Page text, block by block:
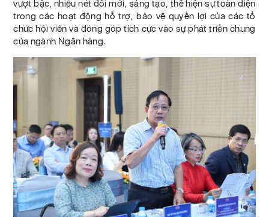
vượt bậc, nhiều nét đổi mới, sáng tạo, thể hiện sự toàn diện
trong các hoạt động hỗ trợ, bảo vệ quyền lợi của các tổ
chức hội viên và đóng góp tích cực vào sự phát triển chung
của ngành Ngân hàng.